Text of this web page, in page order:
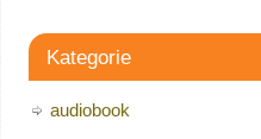
Kategorie
audiobook